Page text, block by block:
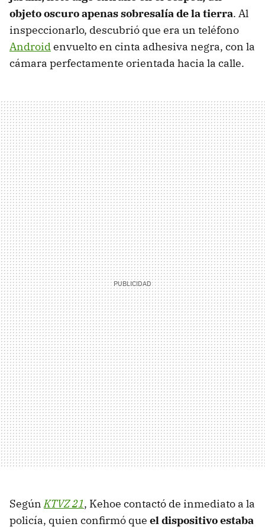
objeto oscuro apenas sobresalía de la tierra. Al
inspeccionarlo, descubrió que era un teléfono
Androidenvuelto en cinta adhesiva negra, con la
cámara perfectamente orientada hacia la calle.
SegúnKTVZ 21, Kehoe contactó de inmediato a la
policía, quien confirmó que el dispositivo estaba